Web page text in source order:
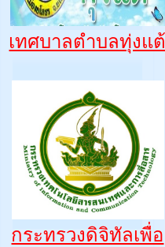
เทศบาลตำบลทุ่งแต้
กระทรวงดิจิทัลเพื่อ